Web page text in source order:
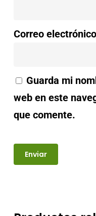
Correo electrónico
Guarda mi
web en este
que comente.